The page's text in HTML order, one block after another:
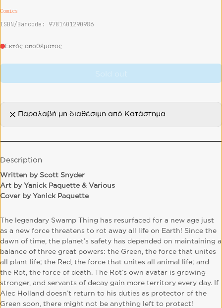
Comics
ISBN/Barcode: 9781401290986
Εκτός αποθέματος
Παραλαβή μη διαθέσιμη από Κατάστημα
Description
Written by Scott Snyder
Art by Yanick Paquette & Various
Cover by Yanick Paquette
The legendary Swamp Thing has resurfaced for a new age just
as a new force threatens to rot away all life on Earth! Since the
dawn of time, the planet’s safety has depended on maintaining a
balance of three great powers: the Green, the force that unites
all plant life; the Red, the force that unites all animal life; and
the Rot, the force of death. The Rot’s own avatar is growing
stronger, and servants of decay gain more territory every day. If
Alec Holland doesn’t return to his duties as protector of the
Green soon, there might not be anything left to protect!